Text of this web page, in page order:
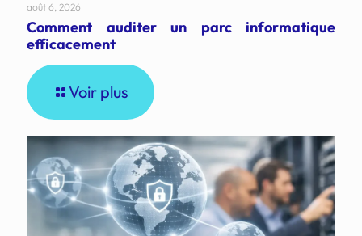
août 6, 2026
Comment auditer un parc informatique
efficacement
Voir plus